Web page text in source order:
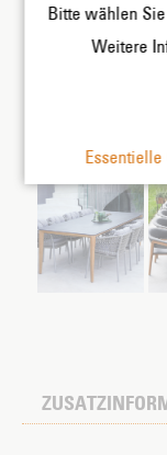
Produktbilder:
Bitte wählen
Weitere